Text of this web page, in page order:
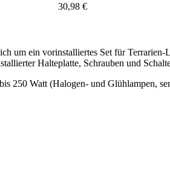
30,98 €
um ein vorinstalliertes Set für
Halteplatte, Schrauben und
250 Watt (Halogen- und Glühlampen,